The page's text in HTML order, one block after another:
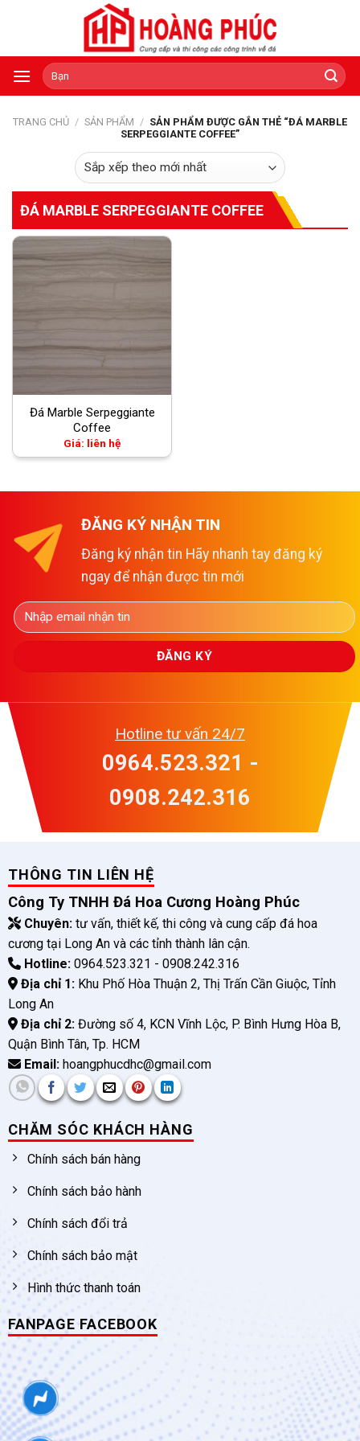
Tìm
kiếm:
TRANG CHỦ / SẢN PHẨM / SẢN PHẨM ĐƯỢC GẮN THẺ “ĐÁ MARBLE
SERPEGGIANTE COFFEE”
ĐÁ MARBLE SERPEGGIANTE COFFEE
Đá Marble Serpeggiante
Coffee
Giá: liên hệ
ĐĂNG KÝ NHẬN TIN
Đăng ký nhận tin Hãy nhanh tay đăng ký
ngay để nhận được tin mới
Hotline tư vấn 24/7
0964.523.321 -
0908.242.316
THÔNG TIN LIÊN HỆ
Công Ty TNHH Đá Hoa Cương Hoàng Phúc
Chuyên:tư vấn, thiết kế, thi công và cung cấp đá hoa
cương tại Long An và các tỉnh thành lân cận.
Hotline:0964.523.321 - 0908.242.316
Địa chỉ 1:Khu Phố Hòa Thuận 2, Thị Trấn Cần Giuộc, Tỉnh
Long An
Địa chỉ 2:Đường số 4, KCN Vĩnh Lộc, P. Bình Hưng Hòa B,
Quận Bình Tân, Tp. HCM
Email:hoangphucdhc@gmail.com
CHĂM SÓC KHÁCH HÀNG
Chính sách bán hàng
Chính sách bảo hành
Chính sách đổi trả
Chính sách bảo mật
Hình thức thanh toán
FANPAGE FACEBOOK